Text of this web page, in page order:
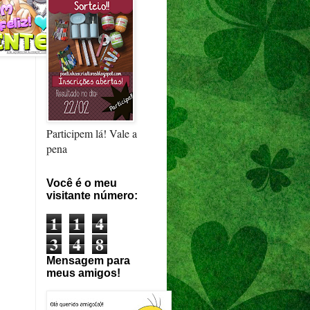
Participem lá! Vale a
pena
Você é o meu
visitante número:
1 1 4
3 4 8
Mensagem para
meus amigos!